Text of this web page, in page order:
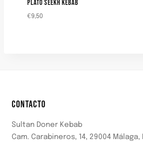
PLATO SEEKH KEBAB
€9,50
CONTACTO
Sultan Doner Kebab
Cam. Carabineros, 14, 29004 Málaga,